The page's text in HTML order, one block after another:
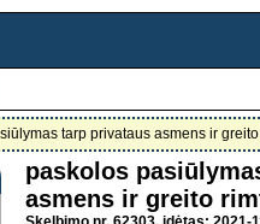
tarp privataus asmens ir
paskolos
asmens ir greito